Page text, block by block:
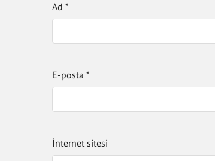
Ad *
E-posta *
İnternet sitesi